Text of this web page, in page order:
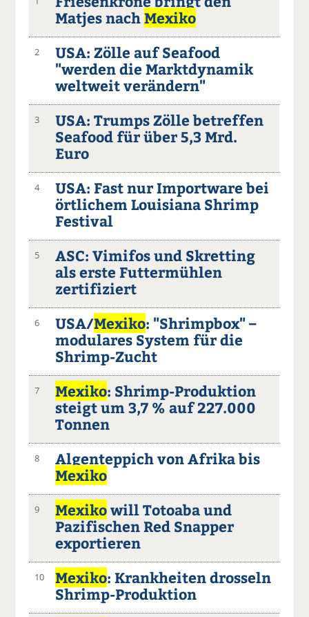
Matjes nachMexiko
2
USA: Zölle auf Seafood
"werden die Marktdynamik
weltweit verändern"
3
USA: Trumps Zölle betreffen
Seafood für über 5,3 Mrd.
Euro
4
USA: Fast nur Importware bei
örtlichem Louisiana Shrimp
Festival
5
ASC: Vimifos und Skretting
als erste Futtermühlen
zertifiziert
6 USA/Mexiko: "Shrimpbox" –
modulares System für die
Shrimp-Zucht
7 Mexiko: Shrimp-Produktion
steigt um 3,7 % auf 227.000
Tonnen
8
Algenteppich von Afrika bis
Mexiko
9 Mexikowill Totoaba und
Pazifischen Red Snapper
exportieren
10 Mexiko: Krankheiten drosseln
Shrimp-Produktion